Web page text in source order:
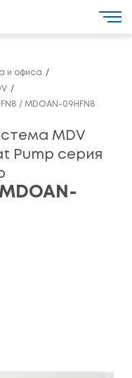
и офиса
/ MDOAN-09HFN8
MDV
Pump серия